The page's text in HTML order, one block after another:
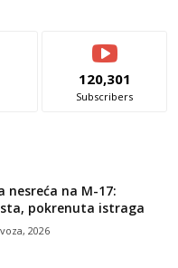
120,301
Subscribers
nesreća na M-17:
pokrenuta istraga
2026